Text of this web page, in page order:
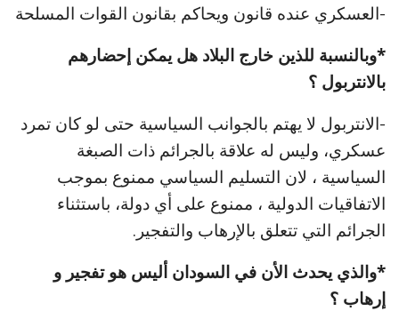
-العسكري عنده قانون ويحاكم بقانون القوات المسلحة
*وبالنسبة للذين خارج البلاد هل يمكن إحضارهم
بالانتربول ؟
-الانتربول لا يهتم بالجوانب السياسية حتى لو كان تمرد
عسكري، وليس له علاقة بالجرائم ذات الصبغة
السياسية ، لان التسليم السياسي ممنوع بموجب
الاتفاقيات الدولية ، ممنوع على أي دولة، باستثناء
الجرائم التي تتعلق بالإرهاب والتفجير.
*والذي يحدث الأن في السودان أليس هو تفجير و
إرهاب ؟